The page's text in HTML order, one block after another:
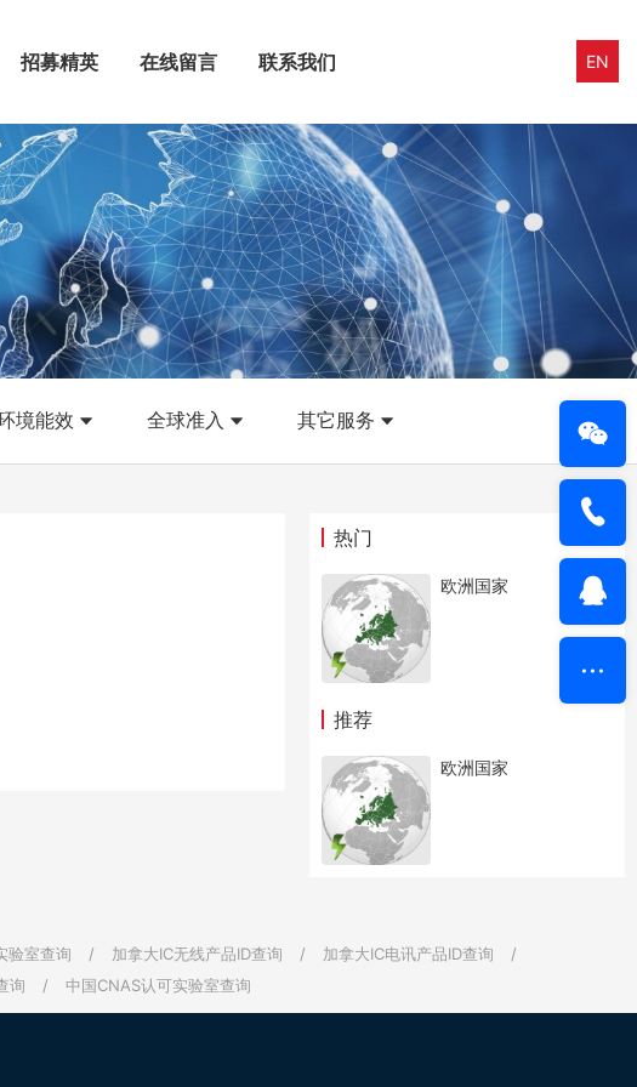
EN
招募精英 在线留言 联系我们
境能效 全球准入 其它服务
热门
欧洲国家
推荐
欧洲国家
验室查询 / 加拿大IC无线产品ID查询 / 加拿大IC电讯产品ID查询
/
询 / 中国CNAS认可实验室查询